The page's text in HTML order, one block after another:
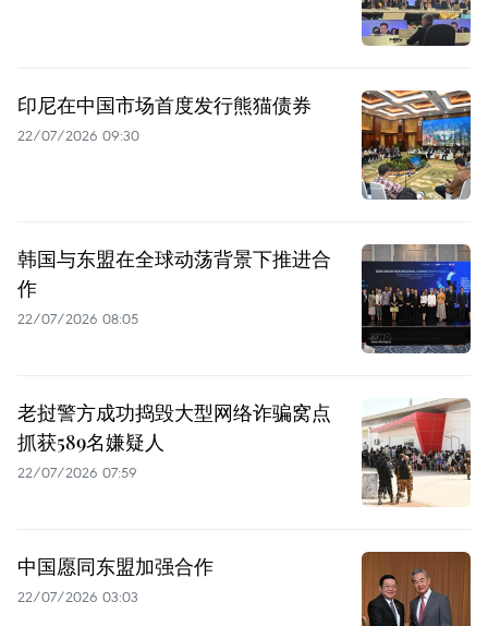
印尼在中国市场首度发行熊猫债券
22/07/2026 09:30
韩国与东盟在全球动荡背景下推进合
作
22/07/2026 08:05
老挝警方成功捣毁大型网络诈骗窝点
抓获589名嫌疑人
22/07/2026 07:59
中国愿同东盟加强合作
22/07/2026 03:03